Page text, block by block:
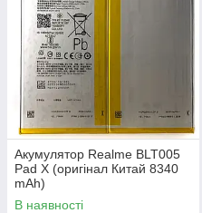
Акумулятор Realme BLT005
Pad X (оригінал Китай 8340
mAh)
В наявності